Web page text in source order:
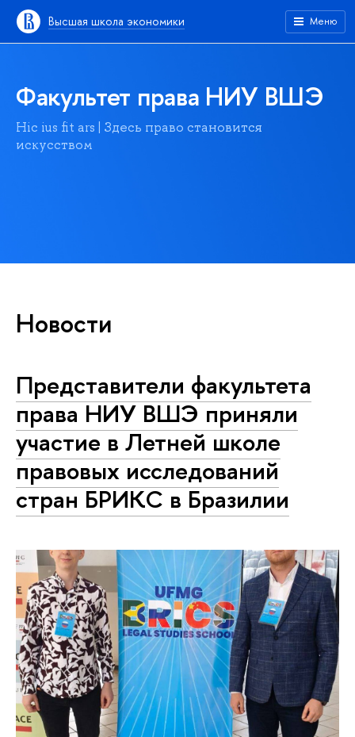
Высшая школа экономики Меню
Факультет права НИУ ВШЭ
Hic ius fit ars | Здесь право становится
искусством
Новости
Представители факультета
права НИУ ВШЭ приняли
участие в Летней школе
правовых исследований
стран БРИКС в Бразилии